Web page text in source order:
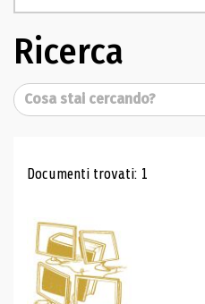
Ricerca
Cerca
Risultati di
Documenti trovati: 1